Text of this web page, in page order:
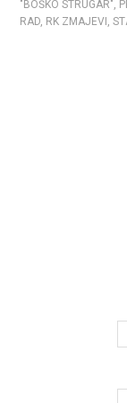
"BOŠKO STRUGAR",
RAD, RK ZMAJEVI ,